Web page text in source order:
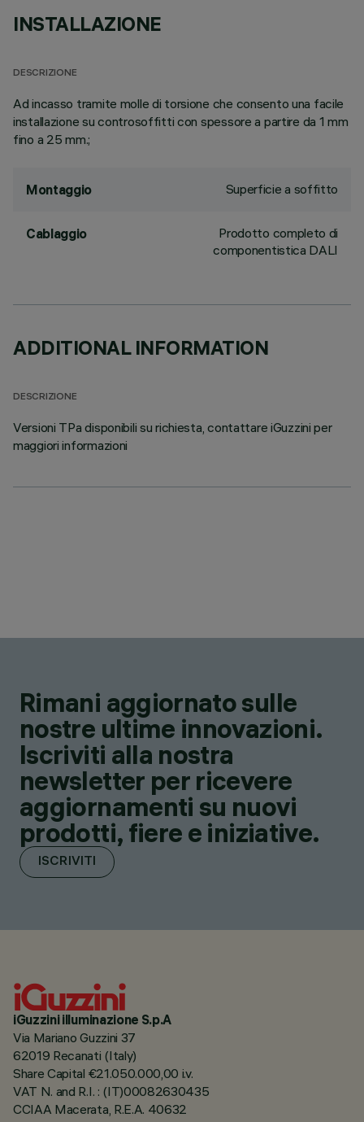
INSTALLAZIONE
DESCRIZIONE
Ad incasso tramite molle di torsione che consento una facile
installazione su controsoffitti con spessore a partire da 1 mm
fino a 25 mm.;
Montaggio Superficie a soffitto
Cablaggio
Prodotto completo di
componentistica DALI
ADDITIONAL INFORMATION
DESCRIZIONE
Versioni TPa disponibili su richiesta, contattare iGuzzini per
maggiori informazioni
Rimani aggiornato sulle
nostre ultime innovazioni.
Iscriviti alla nostra
newsletter per ricevere
aggiornamenti su nuovi
prodotti, fiere e iniziative.
ISCRIVITI
iGuzzini illuminazione S.p.A
Via Mariano Guzzini 37
62019 Recanati (Italy)
Share Capital €21.050.000,00 i.v.
VAT N. and R.I. : (IT)00082630435
CCIAA Macerata, R.E.A. 40632